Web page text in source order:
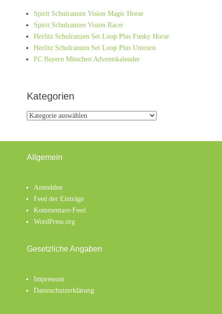
Spirit Schulranzen Vision Magic Horse
Spirit Schulranzen Vision Racer
Herlitz Schulranzen Set Loop Plus Funky Horse
Herlitz Schulranzen Set Loop Plus Unicorn
FC Bayern München Adventskalender
Kategorien
Kategorien
Allgemein
Anmelden
Feed der Einträge
Kommentare-Feed
WordPress.org
Gesetzliche Angaben
Impressum
Datenschutzerklärung